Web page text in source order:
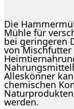
Die
Mühle für
bei geringeren
von
Alleskönner
chemischen
werden.